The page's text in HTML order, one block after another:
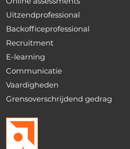
Uitzendprofessional
Backofficeprofessional
Recruitment
E-learning
Communicatie
Vaardigheden
Grensoverschrijdend gedrag